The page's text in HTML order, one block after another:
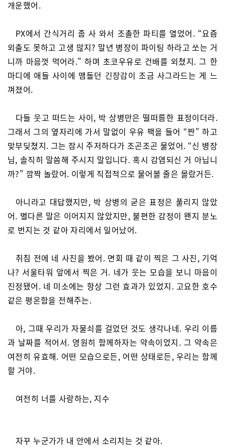
개운했어.
PX에서 간식거리 좀 사 와서 조촐한 파티를 열었어. “요즘
외출도 못하고 고생 많지? 말년 병장이 파이팅 하라고 쏘는 거
니까 마음껏 먹어라.” 하며 초코우유로 건배를 외쳤지. 그 한
마디에 애들 사이에 맴돌던 긴장감이 조금 사그라드는 게 느
껴졌어.
다들 웃고 떠드는 사이, 박 상병만은 떨떠름한 표정이더라.
그래서 그의 옆자리에 가서 말없이 우유 팩을 들어 “짠” 하고
맞부딪쳤지. 그는 잠시 주저하다가 조곤조곤 물었어. “신 병장
님, 솔직히 말씀해 주시지 말입니다. 혹시 감염되신 거 아닙니
까?” 깜짝 놀랐어. 이렇게 직접적으로 물어볼 줄은 몰랐거든.
아니라고 대답했지만, 박 상병의 굳은 표정은 풀리지 않았
어. 별다른 말은 이어지지 않았지만, 불편한 감정이 왠지 분노
로 번지는 것 같아 자리에서 일어났어.
취침 전에 네 사진을 봤어. 면회 때 같이 찍은 그 사진, 기억
나? 서울타워 앞에서 찍은 거. 네가 웃는 모습을 보니 마음이
진정됐어. 네 미소에는 항상 그런 효과가 있었지. 고요한 호수
같은 평온함을 전해주는.
아, 그때 우리가 자물쇠를 걸었던 것도 생각나네. 우리 이름
과 날짜를 적어서. 영원히 함께하자는 약속이었지. 그 약속은
여전히 유효해. 어떤 모습으로든, 어떤 상태로든, 우리는 함께
할 거야.
여전히 너를 사랑하는, 지수
자꾸 누군가가 내 안에서 소리치는 것 같아.